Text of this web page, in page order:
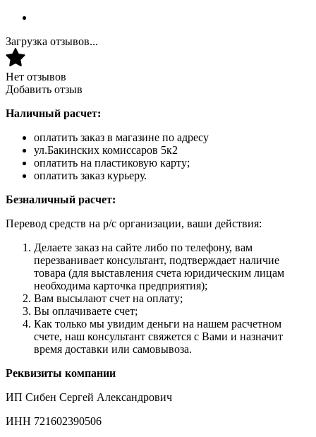
Загрузка отзывов...
Нет отзывов
Добавить отзыв
Наличный расчет:
оплатить заказ в магазине по адресу
ул.Бакинских комиссаров 5к2
оплатить на пластиковую карту;
оплатить заказ курьеру.
Безналичный расчет:
Перевод средств на р/с организации, ваши действия:
Делаете заказ на сайте либо по телефону, вам
перезванивает консультант, подтверждает наличие
товара (для выставления счета юридическим лицам
необходима карточка предприятия);
Вам высылают счет на оплату;
Вы оплачиваете счет;
Как только мы увидим деньги на нашем расчетном
счете, наш консультант свяжется с Вами и назначит
время доставки или самовывоза.
Реквизиты компании
ИП Сибен Сергей Александрович
ИНН 721602390506